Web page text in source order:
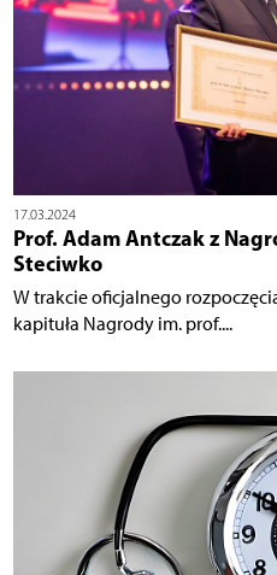
17.03.2024
Prof. Adam Antczak z
Steciwko
W trakcie oficjalnego
kapituła Nagrody im. prof....